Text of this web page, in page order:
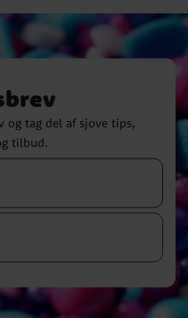
og tag del af sjove tips,
tilbud.